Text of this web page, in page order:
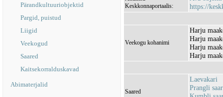
Pärandkultuuriobjektid
Pargid, puistud
Liigid
Veekogud
Saared
Kaitsekorralduskavad
Abimaterjalid
Keskkonnaportaalis:
https://
Veekogu kohanimi
Harju
Harju
Harju
Harju
Saared
Laevakari
Prangli saar